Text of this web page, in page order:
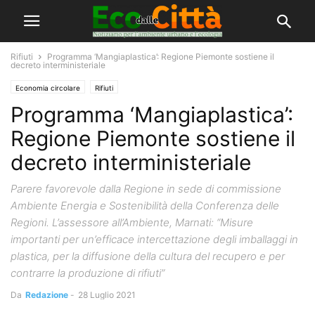
Rifiuti
Programma ‘Mangiaplastica’: Regione Piemonte sostiene il
decreto interministeriale
Economia circolare Rifiuti
Programma ‘Mangiaplastica’:
Regione Piemonte sostiene il
decreto interministeriale
Parere favorevole dalla Regione in sede di commissione
Ambiente Energia e Sostenibilità della Conferenza delle
Regioni. L’assessore all’Ambiente, Marnati: “Misure
importanti per un’efficace intercettazione degli imballaggi in
plastica, per la diffusione della cultura del recupero e per
contrarre la produzione di rifiuti”
Da Redazione - 28 Luglio 2021